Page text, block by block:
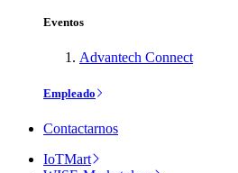
Eventos
Advantech Connect
Empleado
Contactarnos
IoTMart